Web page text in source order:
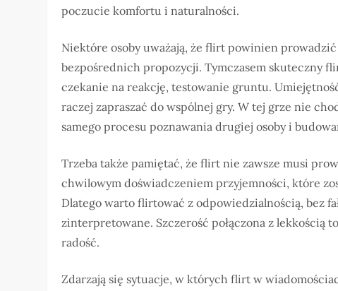
poczucie komfortu i naturalności.
Niektóre osoby uważają, że flirt powinien
bezpośrednich propozycji. Tymczasem skuteczny
czekanie na reakcję, testowanie gruntu.
raczej zapraszać do wspólnej gry. W tej grze nie
samego procesu poznawania drugiej osoby i
Trzeba także pamiętać, że flirt nie zawsze musi
chwilowym doświadczeniem przyjemności, które
Dlatego warto flirtować z odpowiedzialnością, bez
zinterpretowane. Szczerość połączona z
radość.
Zdarzają się sytuacje, w których flirt w